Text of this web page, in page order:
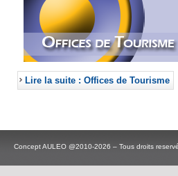
Lire la suite : Offices de Tourisme
Concept AULEO @2010-2026 – Tous droits